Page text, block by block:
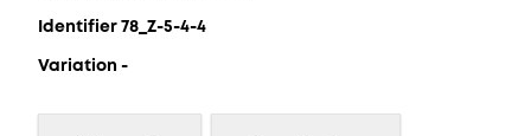
Identifier 78_Z-5-4-4
Variation -